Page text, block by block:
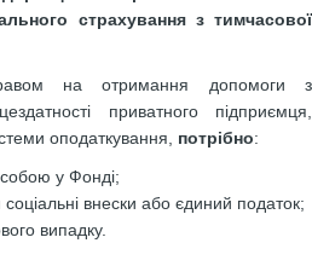
страхування з тимчасової
на отримання допомоги з
приватного підприємця,
оподаткування, потрібно:
у Фонді;
внески або єдиний податок;
випадку.